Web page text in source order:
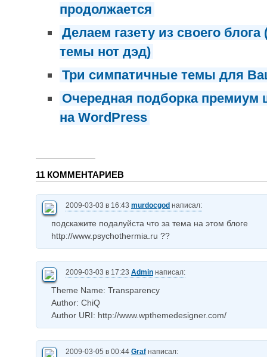
продолжается
Делаем газету из своего
темы нот дэд)
Три симпатичные темы для
Очередная подборка премиум
на WordPress
11 КОММЕНТАРИЕВ
2009-03-03 в 16:43 murdocgod написал:
подскажите подалуйста что за тема на этом блоге
http://www.psychothermia.ru ??
2009-03-03 в 17:23 Admin написал:
Theme Name: Transparency
Author: ChiQ
Author URI: http://www.wpthemedesigner.com/
2009-03-05 в 00:44 Graf написал: